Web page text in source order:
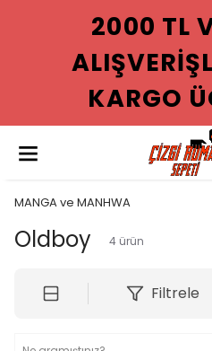
2000 TL
KARGO
MANGA ve MANHWA
Oldboy 4 ürün
Filtrele